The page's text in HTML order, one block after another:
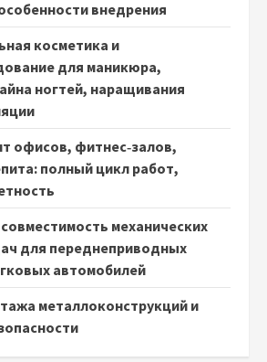
внедрения
косметика и
для маникюра,
ногтей, наращивания
офисов, фитнес‑залов,
полный цикл работ,
механических
для переднеприводных
автомобилей
металлоконструкций и